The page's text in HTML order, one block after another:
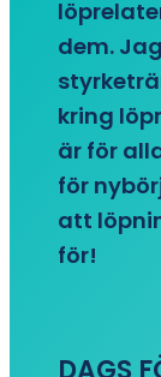
dem.
kring
är för
för
att
för!